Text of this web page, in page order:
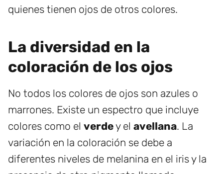
quienes tienen ojos de otros colores.
La diversidad en la
coloración de los ojos
No todos los colores de ojos son azules o
marrones. Existe un espectro que incluye
colores como el verdey el avellana. La
variación en la coloración se debe a
diferentes niveles de melanina en el iris y la